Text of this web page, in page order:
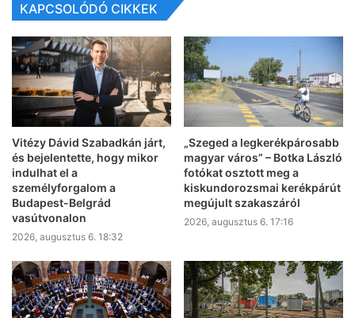
KAPCSOLÓDÓ CIKKEK
Vitézy Dávid Szabadkán járt,
és bejelentette, hogy mikor
indulhat el a
személyforgalom a
Budapest-Belgrád
vasútvonalon
2026, augusztus 6. 18:32
„Szeged a legkerékpárosabb
magyar város” – Botka László
fotókat osztott meg a
kiskundorozsmai kerékpárút
megújult szakaszáról
2026, augusztus 6. 17:16